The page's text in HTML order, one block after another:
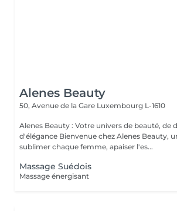
Alenes Beauty
50, Avenue de la Gare Luxembourg L-1610
Alenes Beauty : Votre univers de beauté, de
d'élégance Bienvenue chez Alenes Beauty, un lieu pensé pour
sublimer chaque femme, apaiser l'es...
Massage Suédois
Massage énergisant